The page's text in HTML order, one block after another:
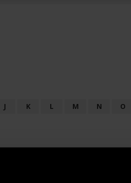
J K L M N O